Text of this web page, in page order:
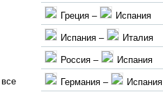
Греция – Испания
Испания – Италия
Россия – Испания
Германия – Испания